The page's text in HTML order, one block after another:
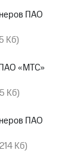
ПАО
Кб)
«МТС»
Кб)
ПАО
Кб)